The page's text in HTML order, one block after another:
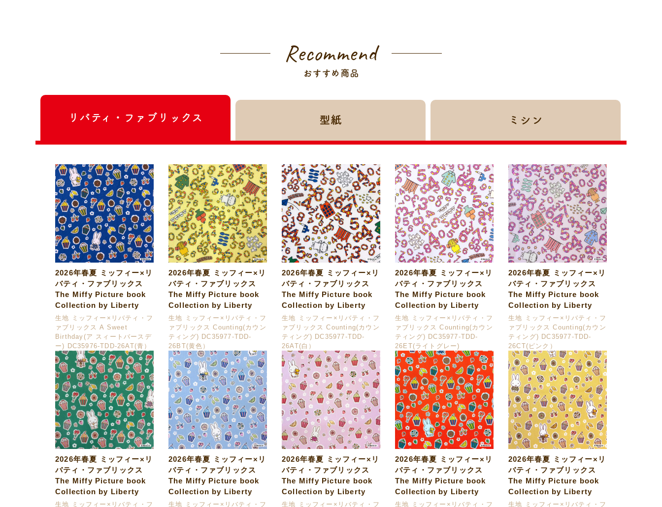
Recommend
おすすめ商品
リバティ・ファブリックス 型紙 ミシン
2026年春夏 ミッフィー×リ
バティ・ファブリックス
The Miffy Picture book
Collection by Liberty
生地 ミッフィー×リバティ・フ
ァブリックス A Sweet
Birthday(ア スィートバースデ
ー) DC35976-TDD-26AT(青）
2026年春夏 ミッフィー×リ
バティ・ファブリックス
The Miffy Picture book
Collection by Liberty
生地 ミッフィー×リバティ・フ
ァブリックス Counting(カウン
ティング) DC35977-TDD-
26BT(黄色）
2026年春夏 ミッフィー×リ
バティ・ファブリックス
The Miffy Picture book
Collection by Liberty
生地 ミッフィー×リバティ・フ
ァブリックス Counting(カウン
ティング) DC35977-TDD-
26AT(白）
2026年春夏 ミッフィー×リ
バティ・ファブリックス
The Miffy Picture book
Collection by Liberty
生地 ミッフィー×リバティ・フ
ァブリックス Counting(カウン
ティング) DC35977-TDD-
26ET(ライトグレー)
2026年春夏 ミッフィー×リ
バティ・ファブリックス
The Miffy Picture book
Collection by Liberty
生地 ミッフィー×リバティ・フ
ァブリックス Counting(カウン
ティング) DC35977-TDD-
26CT(ピンク）
2026年春夏 ミッフィー×リ
バティ・ファブリックス
The Miffy Picture book
Collection by Liberty
生地 ミッフィー×リバティ・フ
2026年春夏 ミッフィー×リ
バティ・ファブリックス
The Miffy Picture book
Collection by Liberty
生地 ミッフィー×リバティ・フ
2026年春夏 ミッフィー×リ
バティ・ファブリックス
The Miffy Picture book
Collection by Liberty
生地 ミッフィー×リバティ・フ
2026年春夏 ミッフィー×リ
バティ・ファブリックス
The Miffy Picture book
Collection by Liberty
生地 ミッフィー×リバティ・フ
2026年春夏 ミッフィー×リ
バティ・ファブリックス
The Miffy Picture book
Collection by Liberty
生地 ミッフィー×リバティ・フ